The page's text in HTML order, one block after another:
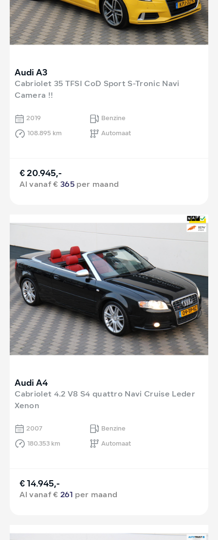
Audi A3
Cabriolet 35 TFSI CoD Sport S-Tronic Navi
Camera !!
2019
Benzine
108.895 km
Automaat
€ 20.945,-
Al vanaf €365 per maand
Audi A4
Cabriolet 4.2 V8 S4 quattro Navi Cruise Leder
Xenon
2007
Benzine
180.353 km
Automaat
€ 14.945,-
Al vanaf €261 per maand